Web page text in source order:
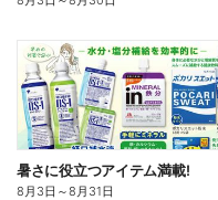
暑さに役立つアイテム満載!
8月3日 ～8月31日